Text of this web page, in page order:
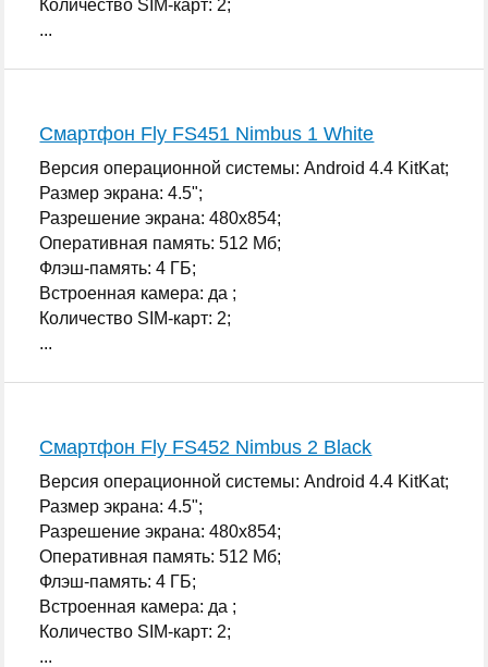
Количество SIM-карт: 2;
...
Смартфон Fly FS451 Nimbus 1 White
Версия операционной системы: Android 4.4 KitKat;
Размер экрана: 4.5";
Разрешение экрана: 480x854;
Оперативная память: 512 Мб;
Флэш-память: 4 ГБ;
Встроенная камера: да ;
Количество SIM-карт: 2;
...
Смартфон Fly FS452 Nimbus 2 Black
Версия операционной системы: Android 4.4 KitKat;
Размер экрана: 4.5";
Разрешение экрана: 480x854;
Оперативная память: 512 Мб;
Флэш-память: 4 ГБ;
Встроенная камера: да ;
Количество SIM-карт: 2;
...